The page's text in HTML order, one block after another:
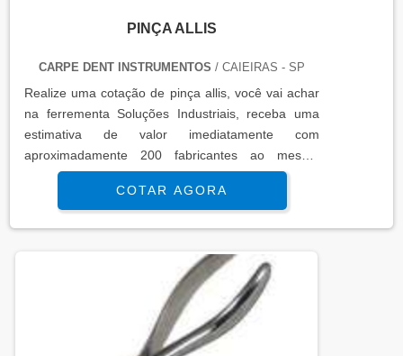
PINÇA ALLIS
CARPE DENT INSTRUMENTOS / CAIEIRAS - SP
Realize uma cotação de pinça allis, você vai achar
na ferrementa Soluções Industriais, receba uma
estimativa de valor imediatamente com
aproximadamente 200 fabricantes ao mesmo
tempo...
COTAR AGORA